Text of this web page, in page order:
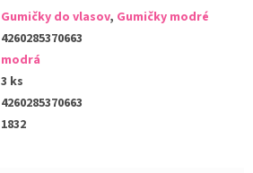
Gumičky do vlasov, Gumičky modré
4260285370663
modrá
3 ks
4260285370663
1832